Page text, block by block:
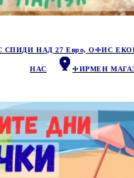
НАД 27 Евро, ОФИС
НАС ФИРМЕН